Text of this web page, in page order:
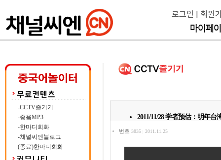
로그인 회원
마이페
-CCTV즐기기
-중음MP3
-한마디회화
-채널씨엔블로그
(종료)한마디회화
2011/11/28 学者预估：明年台
번호 3835 2011.11.25